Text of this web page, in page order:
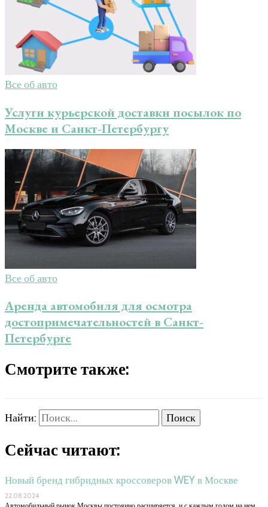
Все об авто
Услуги курьерской доставки посылок по
Москве и Санкт-Петербургу
Все об авто
Аренда автомобиля для осмотра
достопримечательностей в Санкт-
Петербурге
Смотрите также:
Найти:
Сейчас читают:
Новый бренд гибридных кроссоверов WEY в Москве
22.08.2024